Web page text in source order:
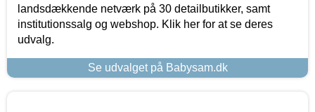
landsdækkende netværk på 30 detailbutikker, samt
institutionssalg og webshop. Klik her for at se deres
udvalg.
Se udvalget på Babysam.dk